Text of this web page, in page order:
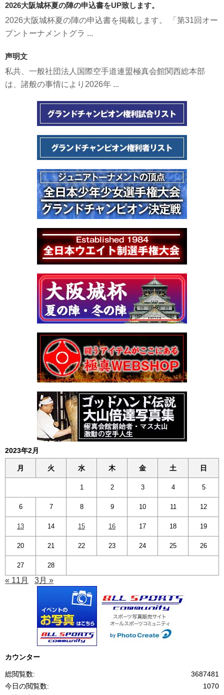
2026大阪城杯夏の陣の申込書をUP致します。
2026大阪城杯夏の陣の申込書を掲載します。 「第31回オー
プントーナメントグラ ...
声明文
私共、一般社団法人国際空手道連盟極真会館関西総本部
は、諸般の事情により2026年 ...
2023年2月
月 火 水 木 金 土 日
1 2 3 4 5
6 7 8 9 10 11 12
13 14 15 16 17 18 19
20 21 22 23 24 25 26
27 28
« 11月 3月 »
カウンター
3687481
総閲覧数:
1070
今日の閲覧数: